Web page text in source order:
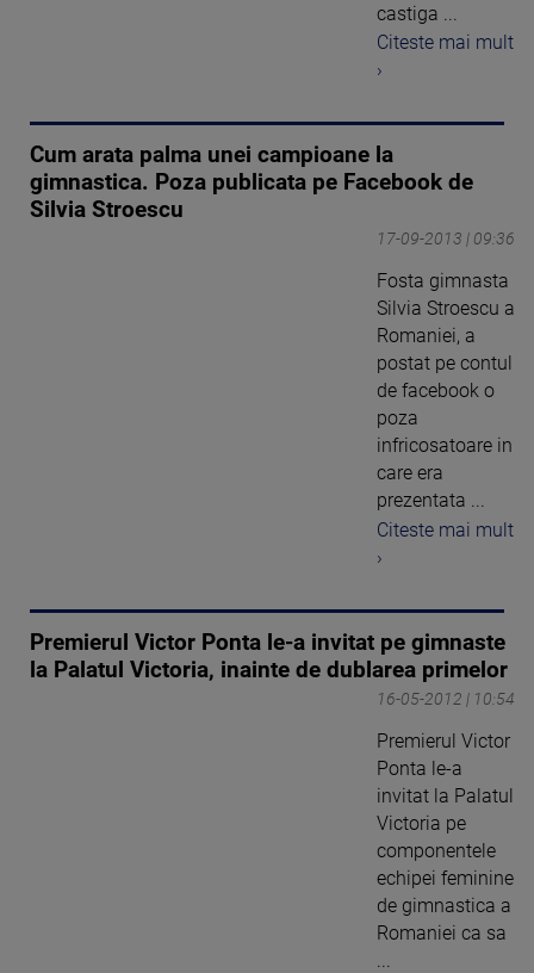
castiga ...
Citeste mai mult
›
Cum arata palma unei campioane la
gimnastica. Poza publicata pe Facebook de
Silvia Stroescu
17-09-2013 | 09:36
Fosta gimnasta
Silvia Stroescu a
Romaniei, a
postat pe contul
de facebook o
poza
infricosatoare in
care era
prezentata ...
Citeste mai mult
›
Premierul Victor Ponta le-a invitat pe gimnaste
la Palatul Victoria, inainte de dublarea primelor
16-05-2012 | 10:54
Premierul Victor
Ponta le-a
invitat la Palatul
Victoria pe
componentele
echipei feminine
de gimnastica a
Romaniei ca sa
...